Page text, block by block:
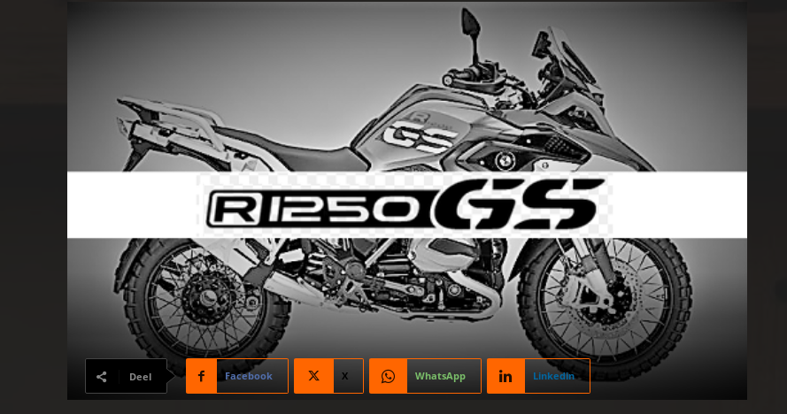
Deel Facebook X WhatsApp Linkedin